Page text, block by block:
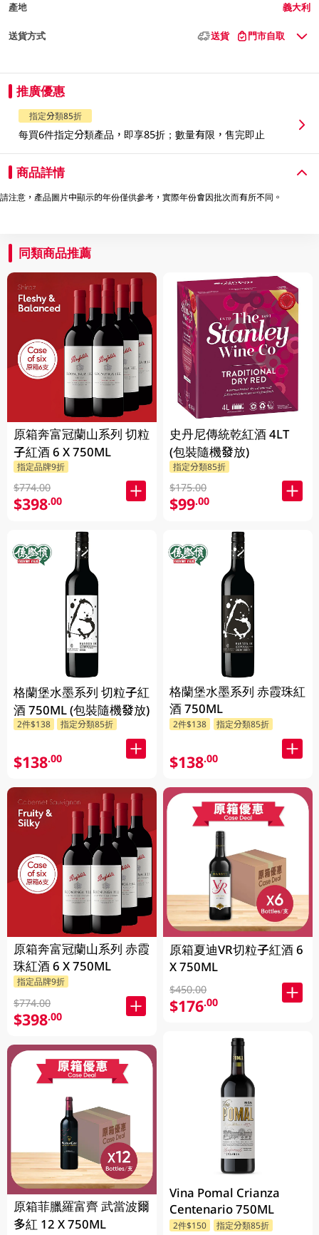
產地 義大利
送貨方式 送貨 門市自取
推廣優惠
指定分類85折
每買6件指定分類產品，即享85折；數量有限，售完即止
商品詳情
請注意，產品圖片中顯示的年份僅供參考，實際年份會因批次而有所不同。
同類商品推薦
原箱奔富冠蘭山系列 切粒
子紅酒 6 X 750ML
指定品牌9折
$774.00
$398.00
格蘭堡水墨系列 切粒子紅
酒 750ML (包裝隨機發放)
2件$138 指定分類85折
$138.00
原箱奔富冠蘭山系列 赤霞
珠紅酒 6 X 750ML
指定品牌9折
$774.00
$398.00
原箱菲臘羅富齊 武當波爾
多紅 12 X 750ML
史丹尼傳統乾紅酒 4LT
(包裝隨機發放)
指定分類85折
$175.00
$99.00
格蘭堡水墨系列 赤霞珠紅
酒 750ML
2件$138 指定分類85折
$138.00
原箱夏迪VR切粒子紅酒 6
X 750ML
$450.00
$176.00
Vina Pomal Crianza
Centenario 750ML
2件$150 指定分類85折